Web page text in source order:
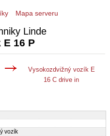
Linde
16 P
Vysokozdvižný vozík E
16 C drive in
vozík
Mapa serveru